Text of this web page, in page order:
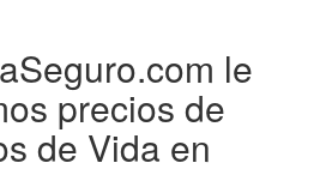
le
precios de
de Vida en